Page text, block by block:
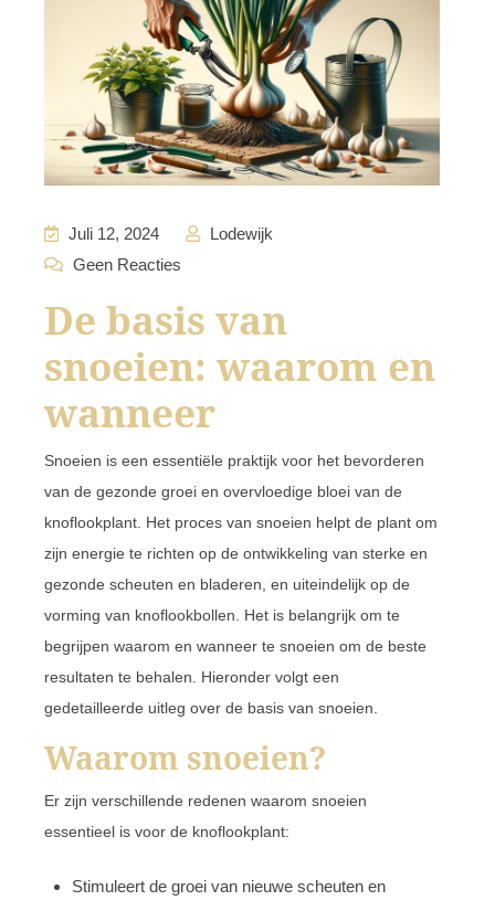
Juli 12, 2024
Lodewijk
Geen Reacties
De basis van
snoeien: waarom en
wanneer
Snoeien is een essentiële praktijk voor het bevorderen
van de gezonde groei en overvloedige bloei van de
knoflookplant. Het proces van snoeien helpt de plant om
zijn energie te richten op de ontwikkeling van sterke en
gezonde scheuten en bladeren, en uiteindelijk op de
vorming van knoflookbollen. Het is belangrijk om te
begrijpen waarom en wanneer te snoeien om de beste
resultaten te behalen. Hieronder volgt een
gedetailleerde uitleg over de basis van snoeien.
Waarom snoeien?
Er zijn verschillende redenen waarom snoeien
essentieel is voor de knoflookplant:
Stimuleert de groei van nieuwe scheuten en